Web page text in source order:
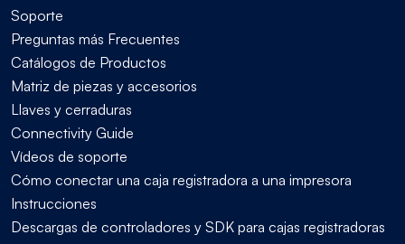
Soporte
Preguntas más Frecuentes
Catálogos de Productos
Matriz de piezas y accesorios
Llaves y cerraduras
Connectivity Guide
Vídeos de soporte
Cómo conectar una caja registradora a una impresora
Instrucciones
Descargas de controladores y SDK para cajas registradoras